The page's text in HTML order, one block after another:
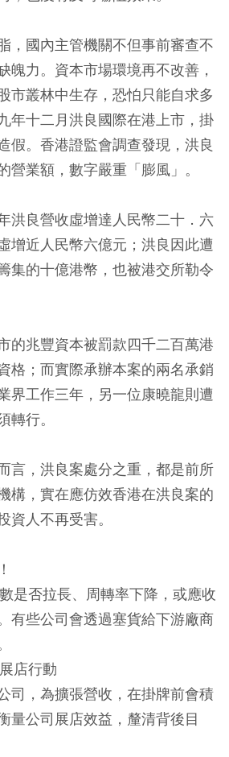
，國內主管機關不但事前審查不
魄力。資本市場環境再不改善，
市叢林中生存，恐怕只能自求多
年十二月洪良國際在港上市，掛
假。香港證監會調查發現，洪良
營業額，數字嚴重「膨風」。
良營收虛增達人民幣二十．六
增近人民幣六億元；洪良因此遭
集的十億港幣，也被港交所勒令
的兆豐資本被罰款四千二百萬港
格；而實際承辦本案的兩名承銷
界工作三年，另一位康曉龍則遭
轉行。
言，洪良案處分之重，都是前所
構，實在應仿效香港在洪良案的
資人不再受害。
是否拉長、周轉率下降，或應收
有些公司會透過塞貨給下游廠商
店行動
司，為擴張營收，在掛牌前會積
量公司展店效益，釐清背後目